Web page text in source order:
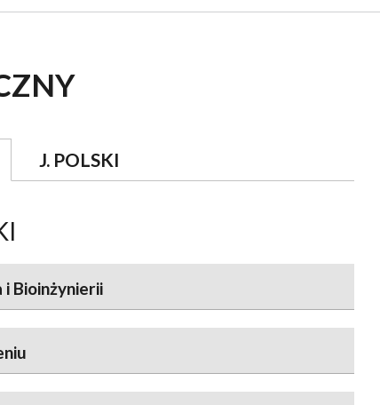
J. POLSKI
Bioinżynierii